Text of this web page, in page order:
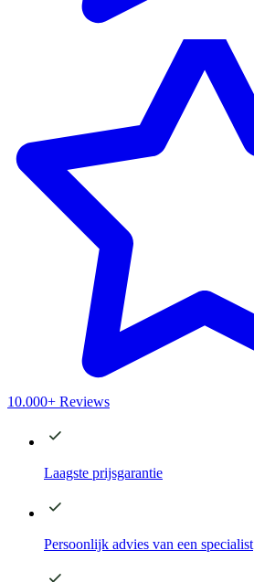
10.000+ Reviews
Laagste prijsgarantie
Persoonlijk advies van een specialist